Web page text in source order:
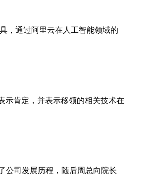
，通过阿里云在人工智能领域的
示肯定，并表示移领的相关技术在
公司发展历程，随后周总向院长